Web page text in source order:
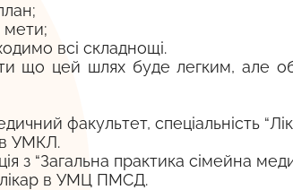
всі складнощі.
що цей шлях буде легким, але
факультет, спеціальність
УМКЛ.
з “Загальна практика сімейна
лікар в УМЦ ПМСД.